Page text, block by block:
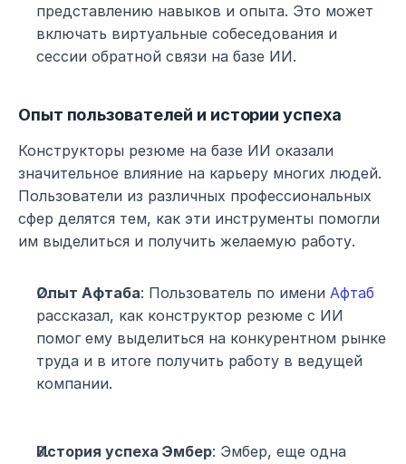
представлению навыков и опыта. Это может
включать виртуальные собеседования и
сессии обратной связи на базе ИИ.
Опыт пользователей и истории успеха
Конструкторы резюме на базе ИИ оказали
значительное влияние на карьеру многих людей.
Пользователи из различных профессиональных
сфер делятся тем, как эти инструменты помогли
им выделиться и получить желаемую работу.
Опыт Афтаба: Пользователь по имени Афтаб
рассказал, как конструктор резюме с ИИ
помог ему выделиться на конкурентном рынке
труда и в итоге получить работу в ведущей
компании.
История успеха Эмбер: Эмбер, еще одна